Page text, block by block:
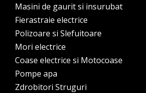
Masini de gaurit si insurubat
Fierastraie electrice
Polizoare si Slefuitoare
Mori electrice
Coase electrice si Motocoase
Pompe apa
Zdrobitori Struguri